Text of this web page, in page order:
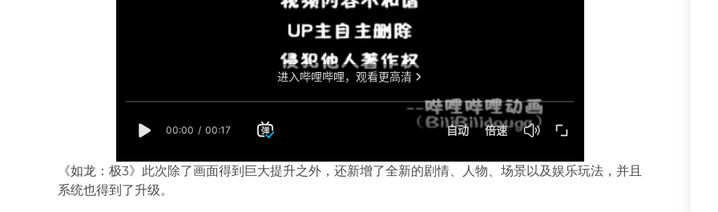
《如龙：极3》此次除了画面得到巨大提升之外，还新增了全新的剧情、人物、场景以及娱乐玩法，并且
系统也得到了升级。